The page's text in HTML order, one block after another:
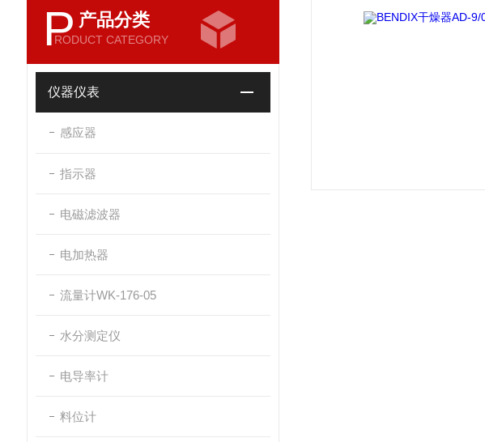
P 产品分类
RODUCT CATEGORY
仪器仪表
感应器
指示器
电磁滤波器
电加热器
流量计WK-176-05
水分测定仪
电导率计
料位计